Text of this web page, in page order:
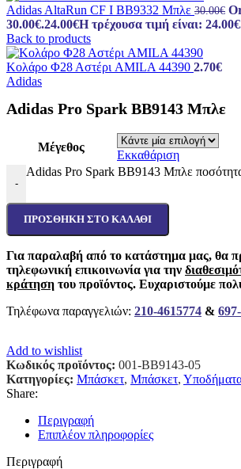
Adidas AltaRun CF I BB9332 Μπλε 30.00€
30.00€.24.00€Η τρέχουσα τιμή είναι:
Back to products
Κολάρο Φ28 Αστέρι AMILA 44390 2.70€
Adidas
Adidas Pro Spark BB9143 Μπλε
Μέγεθος
Εκκαθάριση
-
Adidas Pro Spark BB9143 Μπλε
ΠΡΟΣΘΉΚΗ ΣΤΟ ΚΑΛΆΘΙ
Για παραλαβή από το κατάστημα μας, θα
τηλεφωνική επικοινωνία για την
κράτηση του προϊόντος. Ευχαριστούμε
Τηλέφωνα παραγγελιών: 210-4615774 &
Add to wishlist
Κωδικός προϊόντος: 001-BB9143-05
Κατηγορίες: Μπάσκετ, Μπάσκετ,
Share:
Περιγραφή
Επιπλέον πληροφορίες
Περιγραφή